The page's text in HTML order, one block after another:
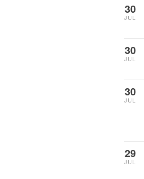
30
JUL
30
JUL
30
JUL
29
JUL